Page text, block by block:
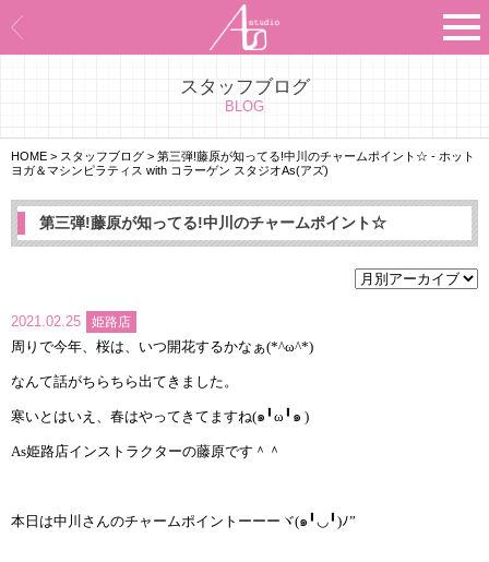
スタッフブログ
BLOG
HOME > スタッフブログ > 第三弾!藤原が知ってる!中川のチャームポイント☆ - ホット
ヨガ＆マシンピラティス with コラーゲン スタジオAs(アズ)
第三弾!藤原が知ってる!中川のチャームポイント☆
2021.02.25 姫路店
周りで今年、桜は、いつ開花するかなぁ(*^ω^*)
なんて話がちらちら出てきました。
寒いとはいえ、春はやってきてますね(๑ ╹ω╹ ๑ )
As姫路店インストラクターの藤原です＾＾
本日は中川さんのチャームポイントーーーヾ(๑ ╹◡╹ )ﾉ”
Asのコンセプト
Asのナビゲーションシステム
施設紹介
エビデンス
インストラクターのメッセージ